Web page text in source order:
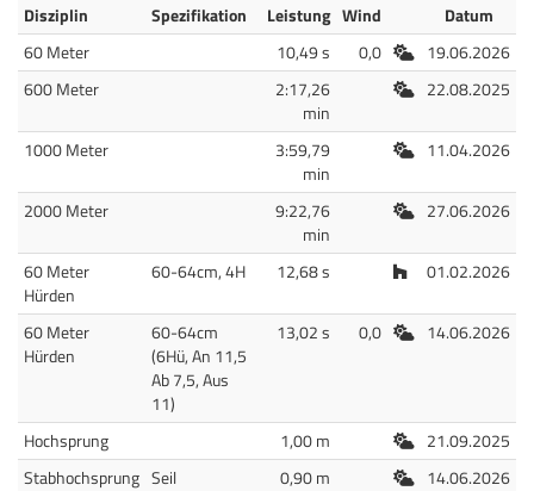
Disziplin Spezifikation Leistung Wind
Datum
60 Meter
10,49 s 0,0 Freiluft
19.06.2026
600 Meter
2:17,26
min
Freiluft
22.08.2025
1000 Meter
3:59,79
min
Freiluft
11.04.2026
2000 Meter
9:22,76
min
Freiluft
27.06.2026
60 Meter
Hürden
60-64cm, 4H 12,68 s Halle01.02.2026
60 Meter
Hürden
60-64cm
(6Hü, An 11,5
Ab 7,5, Aus
11)
13,02 s 0,0 Freiluft
14.06.2026
Hochsprung 1,00 m Freiluft
21.09.2025
Stabhochsprung Seil 0,90 m Freiluft
14.06.2026